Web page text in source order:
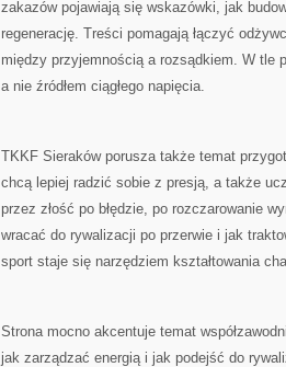
zakazów pojawiają się wskazówki, jak
regenerację. Treści pomagają łączyć
między przyjemnością a rozsądkiem. W tle
a nie źródłem ciągłego napięcia.
TKKF Sieraków porusza także temat
chcą lepiej radzić sobie z presją, a także
przez złość po błędzie, po rozczarowanie
wracać do rywalizacji po przerwie i jak
sport staje się narzędziem kształtowania
Strona mocno akcentuje temat
jak zarządzać energią i jak podejść do